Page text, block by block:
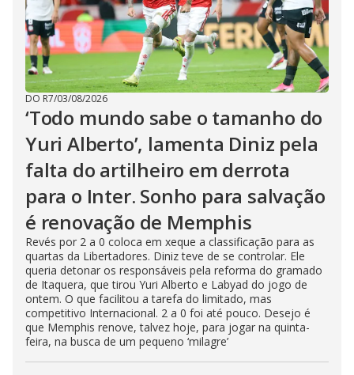
DO R7/03/08/2026
‘Todo mundo sabe o tamanho do
Yuri Alberto’, lamenta Diniz pela
falta do artilheiro em derrota
para o Inter. Sonho para salvação
é renovação de Memphis
Revés por 2 a 0 coloca em xeque a classificação para as
quartas da Libertadores. Diniz teve de se controlar. Ele
queria detonar os responsáveis pela reforma do gramado
de Itaquera, que tirou Yuri Alberto e Labyad do jogo de
ontem. O que facilitou a tarefa do limitado, mas
competitivo Internacional. 2 a 0 foi até pouco. Desejo é
que Memphis renove, talvez hoje, para jogar na quinta-
feira, na busca de um pequeno ‘milagre’